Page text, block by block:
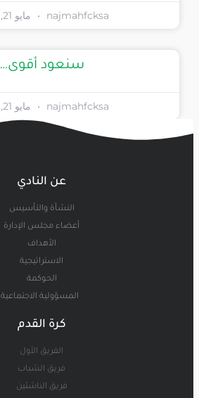
najmahfcksa مايو 21, 2026
سنعود أقوى…
najmahfcksa مايو 21, 2026
عن النادي
النشأة والتأسيس
أعضاء مجلس الإدارة
الأهداف
الاستراتيجية
الحوكمة
المسؤولية الاجتماعية
كرة القدم
الفريق الأول
فريق الشباب
فريق الناشئين